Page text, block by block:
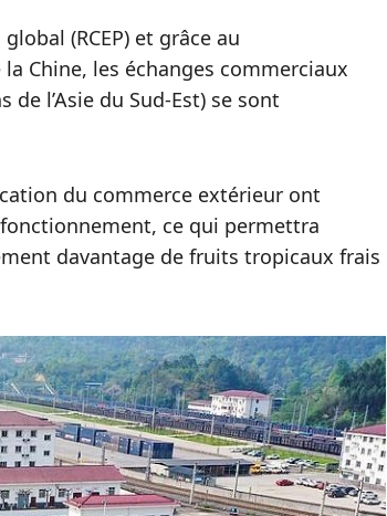
(RCEP) et grâce au
Chine, les échanges commerciaux
de l’Asie du Sud-Est) se sont
du commerce extérieur ont
ce qui permettra
davantage de fruits tropicaux frais